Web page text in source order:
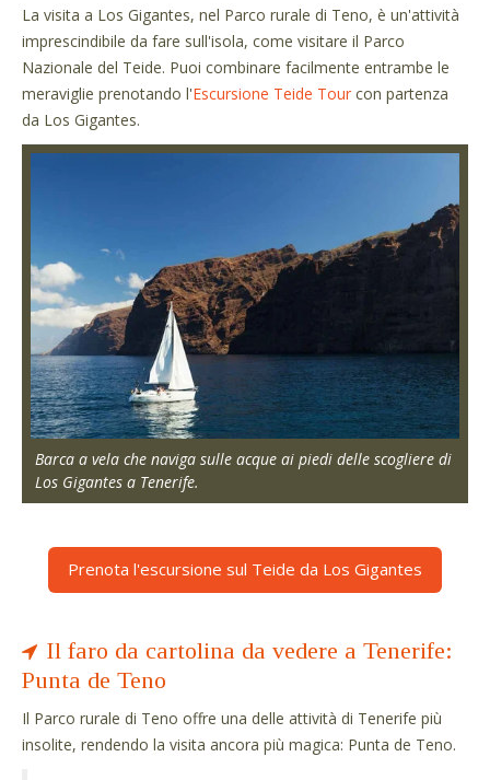
La visita a Los Gigantes, nel Parco rurale di Teno, è un'attività
imprescindibile da fare sull'isola, come visitare il Parco
Nazionale del Teide. Puoi combinare facilmente entrambe le
meraviglie prenotando l'Escursione Teide Tour con partenza
da Los Gigantes.
Barca a vela che naviga sulle acque ai piedi delle scogliere di
Los Gigantes a Tenerife.
Prenota l'escursione sul Teide da Los Gigantes
Il faro da cartolina da vedere a Tenerife:
Punta de Teno
Il Parco rurale di Teno offre una delle attività di Tenerife più
insolite, rendendo la visita ancora più magica: Punta de Teno.